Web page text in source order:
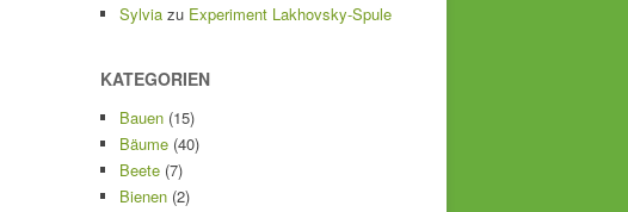
Sylvia zu Experiment Lakhovsky-Spule
KATEGORIEN
Bauen (15)
Bäume (40)
Beete (7)
Bienen (2)